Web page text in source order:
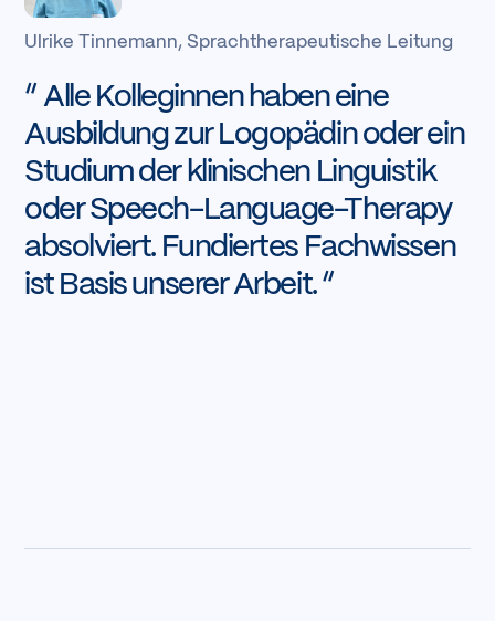
Ulrike Tinnemann, Sprachtherapeutische Leitung
Alle Kolleginnen haben eine
Ausbildung zur Logopädin oder ein
Studium der klinischen Linguistik
oder Speech-Language-Therapy
absolviert. Fundiertes Fachwissen
ist Basis unserer Arbeit.